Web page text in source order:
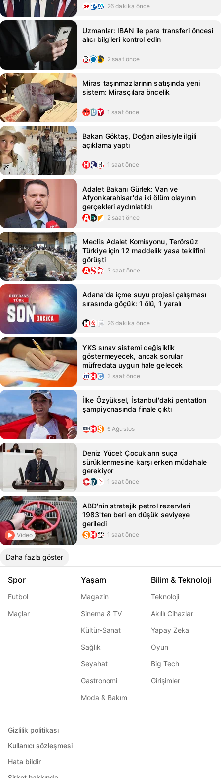
26 dakika önce
Uzmanlar: IBAN ile para transferi öncesi
alıcı bilgileri kontrol edin
2 saat önce
Miras taşınmazlarının satışında yeni
sistem: Mirasçılara öncelik
1 saat önce
Bakan Göktaş, Doğan ailesiyle ilgili
açıklama yaptı
1 saat önce
Adalet Bakanı Gürlek: Van ve
Afyonkarahisar'da iki ölüm olayının
gerçekleri aydınlatıldı
2 saat önce
Meclis Adalet Komisyonu, Terörsüz
Türkiye için 12 maddelik yasa teklifini
görüşti
3 saat önce
Adana'da içme suyu projesi çalışması
sırasında göçük: 1 ölü, 1 yaralı
26 dakika önce
YKS sınav sistemi değişiklik
göstermeyecek, ancak sorular
müfredata uygun hale gelecek
3 saat önce
İlke Özyüksel, İstanbul'daki pentatlon
şampiyonasında finale çıktı
6 Ağustos
Deniz Yücel: Çocukların suça
sürüklenmesine karşı erken müdahale
gerekiyor
1 saat önce
Video
ABD'nin stratejik petrol rezervleri
1983'ten beri en düşük seviyeye
geriledi
1 saat önce
Daha fazla göster
Spor
Futbol
Maçlar
Yaşam
Magazin
Sinema & TV
Kültür-Sanat
Sağlık
Seyahat
Gastronomi
Moda & Bakım
Bilim & Teknoloji
Teknoloji
Akıllı Cihazlar
Yapay Zeka
Oyun
Big Tech
Girişimler
Gizlilik politikası
Kullanıcı sözleşmesi
Hata bildir